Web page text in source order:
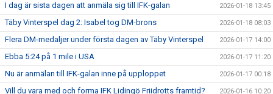
I dag är sista dagen att anmäla sig till IFK-galan 2026-01-18 13:45
Täby Vinterspel dag 2: Isabel tog DM-brons 2026-01-18 08:03
Flera DM-medaljer under första dagen av Täby Vinterspel 2026-01-17 14:00
Ebba 5:24 på 1 mile i USA 2026-01-17 11:20
Nu är anmälan till IFK-galan inne på upploppet 2026-01-17 00:18
Vill du vara med och forma IFK Lidingö Friidrotts framtid? 2026-01-16 10:20